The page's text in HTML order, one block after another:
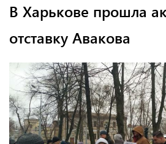
В Харькове прошла
отставку Авакова